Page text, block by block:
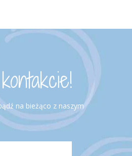
na bieżąco z naszym